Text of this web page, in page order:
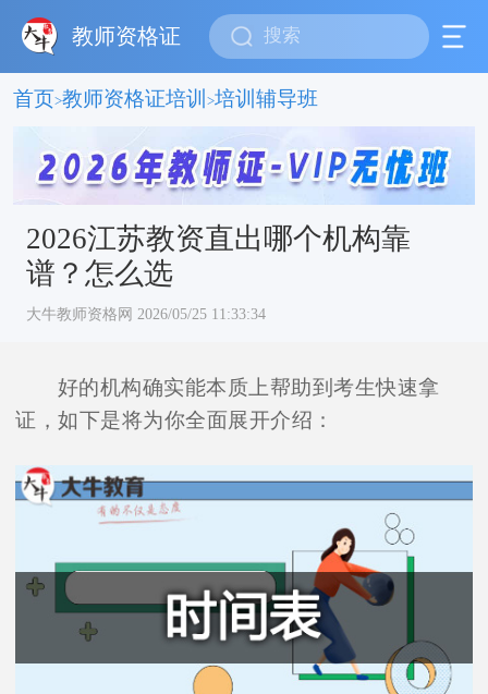
教师资格证
首页>教师资格证培训 >培训辅导班
2026江苏教资直出哪个机构靠
谱？怎么选
大牛教师资格网 2026/05/25 11:33:34
好的机构确实能本质上帮助到考生快速拿
证，如下是将为你全面展开介绍：